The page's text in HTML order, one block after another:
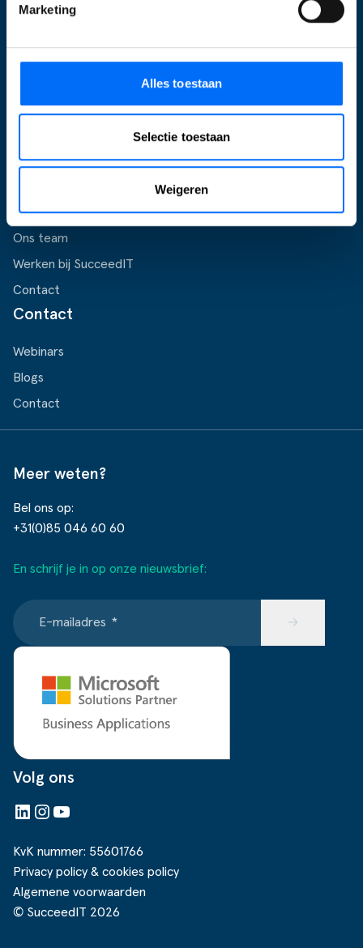
Marketing
Alles toestaan
Selectie toestaan
Weigeren
Aanpak
Kennismaken
Over ons
SucceedIT
Ons team
Werken bij SucceedIT
Contact
Contact
Webinars
Blogs
Contact
Meer weten?
Bel ons op:
+31(0)85 046 60 60
En schrijf je in op onze nieuwsbrief:
E-mailadres * →
Volg ons
LinkedIn
Instagram
YouTube
KvK nummer: 55601766
Privacy policy & cookies policy
Algemene voorwaarden
© SucceedIT 2026